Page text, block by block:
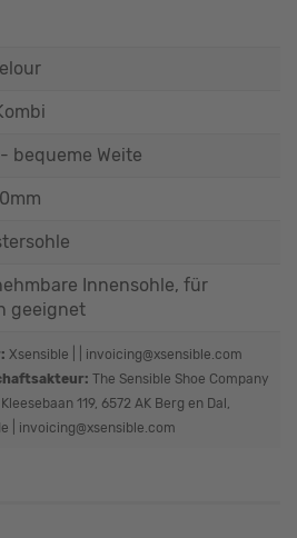
bequeme Weite
Innensohle, für
geeignet
Xsensible | | invoicing@xsensible.com
The Sensible Shoe Company
Kleesebaan 119, 6572 AK Berg en Dal,
| invoicing@xsensible.com